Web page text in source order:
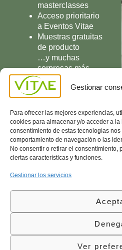
Gestionar
Para ofrecer las mejores experiencias,
cookies para almacenar y/o acceder a
consentimiento de estas tecnologías
comportamiento de navegación o las
No consentir o retirar el consentimiento,
ciertas características y funciones.
Gestionar los servicios
Ver
masterclasses
Acceso prioritario
a Eventos Vitae
Muestras gratuitas
de producto
…y muchas
sorpresas más
UNIRME
Conocenos
Vitae
l
Área
de
©Vitae Health Innovation